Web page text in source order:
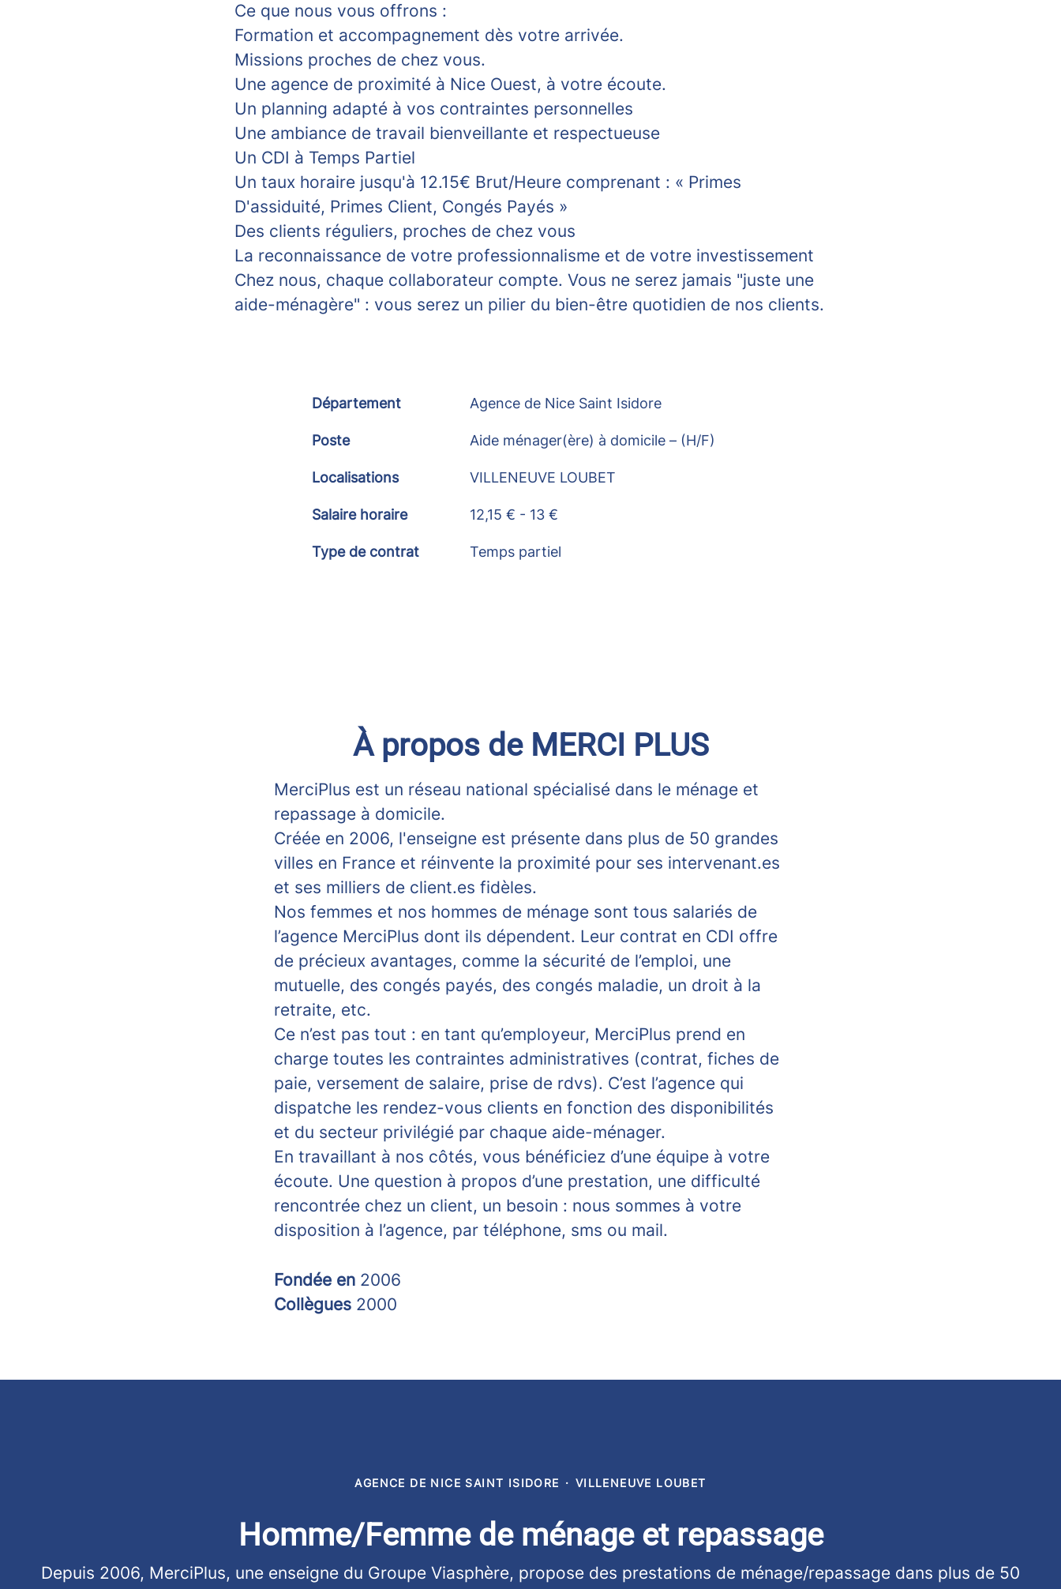
Ce que nous vous offrons :
Formation et accompagnement dès votre arrivée.
Missions proches de chez vous.
Une agence de proximité à Nice Ouest, à votre écoute.
Un planning adapté à vos contraintes personnelles
Une ambiance de travail bienveillante et respectueuse
Un CDI à Temps Partiel
Un taux horaire jusqu'à 12.15€ Brut/Heure comprenant : « Primes
D'assiduité, Primes Client, Congés Payés »
Des clients réguliers, proches de chez vous
La reconnaissance de votre professionnalisme et de votre investissement
Chez nous, chaque collaborateur compte. Vous ne serez jamais "juste une
aide-ménagère" : vous serez un pilier du bien-être quotidien de nos clients.
Département Agence de Nice Saint Isidore
Poste Aide ménager(ère) à domicile – (H/F)
Localisations VILLENEUVE LOUBET
Salaire horaire 12,15 € - 13 €
Type de contrat Temps partiel
À propos de MERCI PLUS
MerciPlus est un réseau national spécialisé dans le ménage et
repassage à domicile.
Créée en 2006, l'enseigne est présente dans plus de 50 grandes
villes en France et réinvente la proximité pour ses intervenant.es
et ses milliers de client.es fidèles.
Nos femmes et nos hommes de ménage sont tous salariés de
l’agence MerciPlus dont ils dépendent. Leur contrat en CDI offre
de précieux avantages, comme la sécurité de l’emploi, une
mutuelle, des congés payés, des congés maladie, un droit à la
retraite, etc.
Ce n’est pas tout : en tant qu’employeur, MerciPlus prend en
charge toutes les contraintes administratives (contrat, fiches de
paie, versement de salaire, prise de rdvs). C’est l’agence qui
dispatche les rendez-vous clients en fonction des disponibilités
et du secteur privilégié par chaque aide-ménager.
En travaillant à nos côtés, vous bénéficiez d’une équipe à votre
écoute. Une question à propos d’une prestation, une difficulté
rencontrée chez un client, un besoin : nous sommes à votre
disposition à l’agence, par téléphone, sms ou mail.
Fondée en 2006
Collègues 2000
AGENCE DE NICE SAINT ISIDORE · VILLENEUVE LOUBET
Homme/Femme de ménage et repassage
Depuis 2006, MerciPlus, une enseigne du Groupe Viasphère, propose des prestations de ménage/repassage dans plus de 50